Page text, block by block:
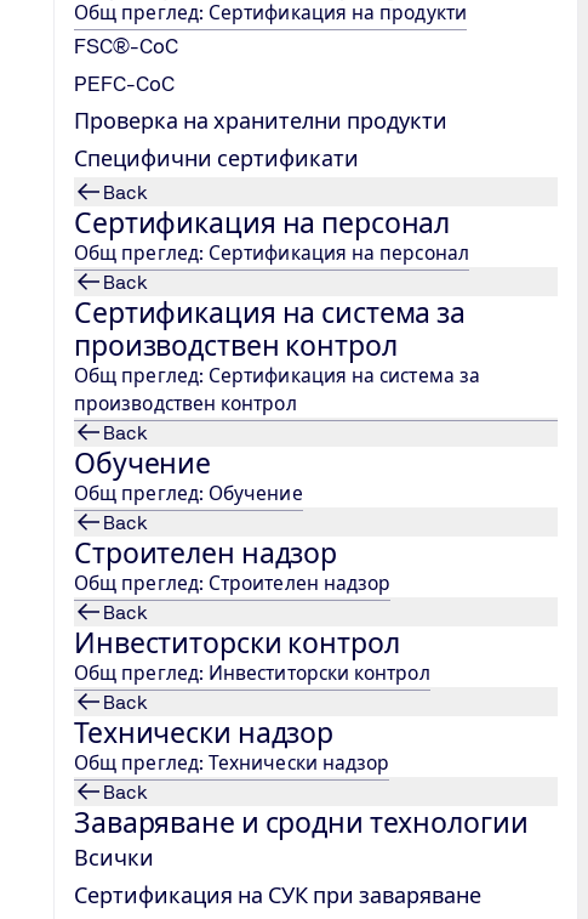
Общ преглед: Сертификация на продукти
FSC®-CoC
PEFC-CoC
Проверка на хранителни продукти
Специфични сертификати
Back
Сертификация на персонал
Общ преглед: Сертификация на персонал
Back
Сертификация на система за
производствен контрол
Общ преглед: Сертификация на система за
производствен контрол
Back
Обучение
Общ преглед: Обучение
Back
Строителен надзор
Общ преглед: Строителен надзор
Back
Инвеститорски контрол
Общ преглед: Инвеститорски контрол
Back
Технически надзор
Общ преглед: Технически надзор
Back
Заваряване и сродни технологии
Всички
Сертификация на СУК при заваряване
Съгласявам се личните ми данни да бъдат използвани в